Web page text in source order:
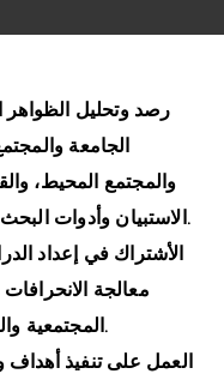
رصد وتحليل الظواهر
الجامعة
والمجتمع المحيط،
الاستبيان وأدوات البحث العلمي، وتقديم التوصيات بشأنها.
الأشتراك في إعداد
معالجة
المجتمعية والبيئية، بالجامعة والمجتمع المحيط.
العمل على تنفيذ